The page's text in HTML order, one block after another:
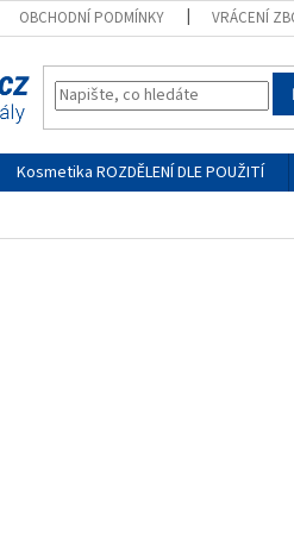
OBCHODNÍ PODMÍNKY VRÁCENÍ
Kosmetika ROZDĚLENÍ DLE POUŽITÍ